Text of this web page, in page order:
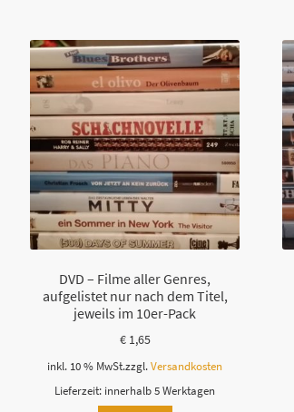
DVD – Filme aller Genres,
aufgelistet nur nach dem Titel,
jeweils im 10er-Pack
€1,65
inkl. 10 % MwSt.zzgl.Versandkosten
Lieferzeit: innerhalb 5 Werktagen